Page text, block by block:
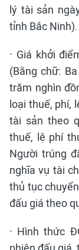
lý tài sản
tỉnh Bắc Ninh).
· Giá khởi
(Bằng chữ:
trăm nghìn
loại thuế, phí,
tài sản theo
thuế, lệ phí
Người trúng
nghĩa vụ tài
thủ tục
đấu giá theo
· Hình thức